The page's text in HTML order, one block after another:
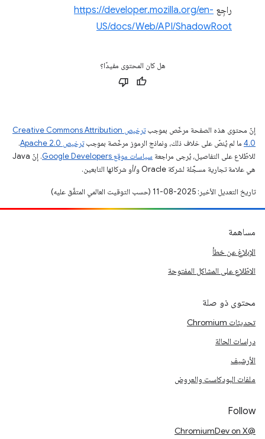
راجِع https://developer.mozilla.org/en-
US/docs/Web/API/ShadowRoot
هل كان المحتوى مفيدًا؟
إنّ محتوى هذه الصفحة مرخّص بموجب
ترخيص Creative Commons Attribution
4.0‏ ما لم يُنصّ على خلاف ذلك، ونماذج الرموز مرخّصة بموجبترخيص Apache 2.0‏
.
للاطّلاع على التفاصيل، يُرجى مراجعة سياسات موقع Google Developers‏
. إنّ Java
هي علامة تجارية مسجَّلة لشركة Oracle و/أو شركائها التابعين.
تاريخ التعديل الأخير: 2025-08-11 (حسب التوقيت العالمي المتفَّق عليه)
مساهمة
الإبلاغ عن خطأ
الاطّلاع على المشاكل المفتوحة
محتوى ذو صلة
تحديثات Chromium
دراسات الحالة
الأرشيف
ملفات البودكاست والعروض
Follow
@ChromiumDev on X